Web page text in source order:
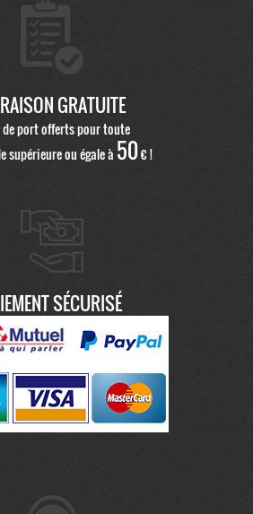
GRATUITE
de port offerts pour toute
supérieure ou égale à 50€ !
SÉCURISÉ